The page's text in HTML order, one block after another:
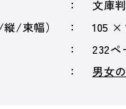
文庫判
/束幅）
105 ×
232ペ
男女